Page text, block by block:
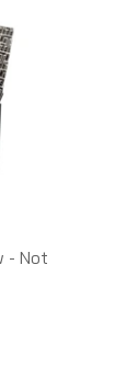
- Not